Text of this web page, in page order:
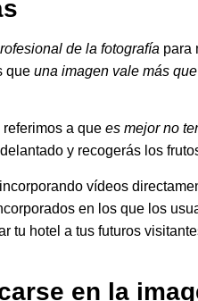
de la fotografía para
que una imagen vale más
a que es mejor no
y recogerás los
vídeos
en los que los
tu hotel a tus futuros
en la